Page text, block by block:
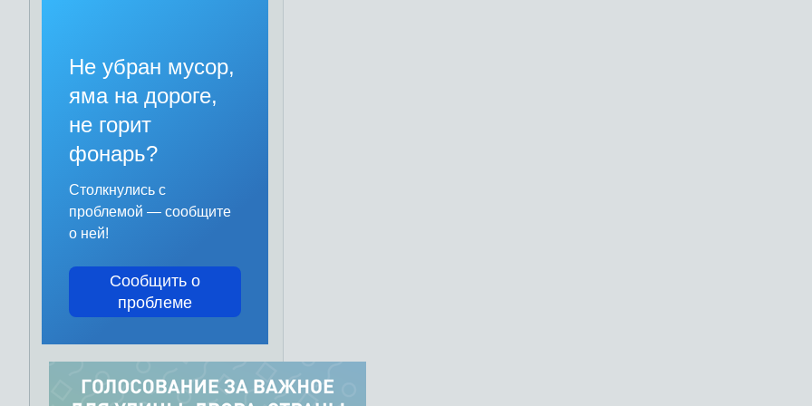
Не убран мусор,
яма на дороге,
не горит
фонарь?
Столкнулись с
проблемой — сообщите
о ней!
Сообщить о
проблеме